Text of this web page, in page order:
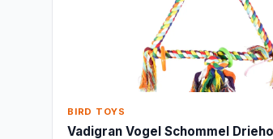
BIRD TOYS
Vadigran Vogel Schommel